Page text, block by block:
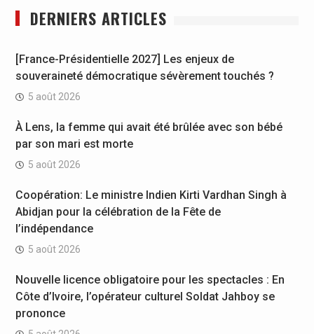
DERNIERS ARTICLES
[France-Présidentielle 2027] Les enjeux de
souveraineté démocratique sévèrement touchés ?
5 août 2026
À Lens, la femme qui avait été brûlée avec son bébé
par son mari est morte
5 août 2026
Coopération: Le ministre Indien Kirti Vardhan Singh à
Abidjan pour la célébration de la Fête de
l’indépendance
5 août 2026
Nouvelle licence obligatoire pour les spectacles : En
Côte d’Ivoire, l’opérateur culturel Soldat Jahboy se
prononce